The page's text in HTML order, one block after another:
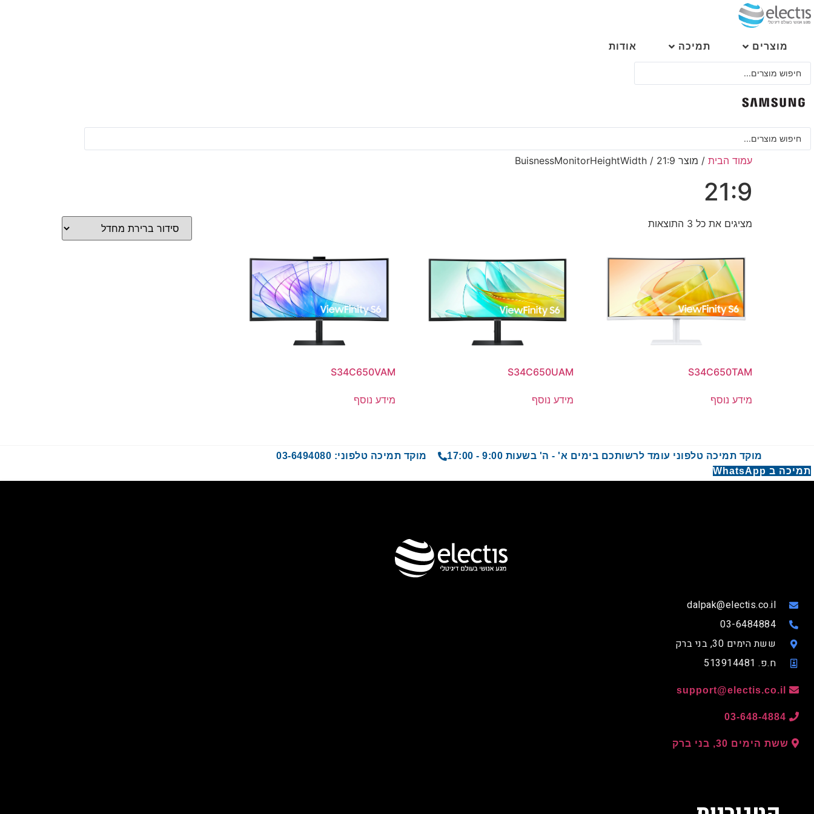
דלג
לתוכן
מוצרים תמיכה אודות
Search
Search
עמוד הבית / מוצר BuisnessMonitorHeightWidth / 21:9
21:9
מציגים את כל ⁦3⁩ התוצאות
S34C650TAM
מידע נוסף
S34C650UAM
מידע נוסף
S34C650VAM
מידע נוסף
מוקד תמיכה טלפוני עומד לרשותכם בימים א' - ה' בשעות 9:00 - 17:00
מוקד תמיכה טלפוני: 03-6494080
תמיכה ב WhatsApp
dalpak@electis.co.il
03-6484884
ששת הימים 30, בני ברק
ח.פ. 513914481
support@electis.co.il
03-648-4884
ששת הימים 30, בני ברק